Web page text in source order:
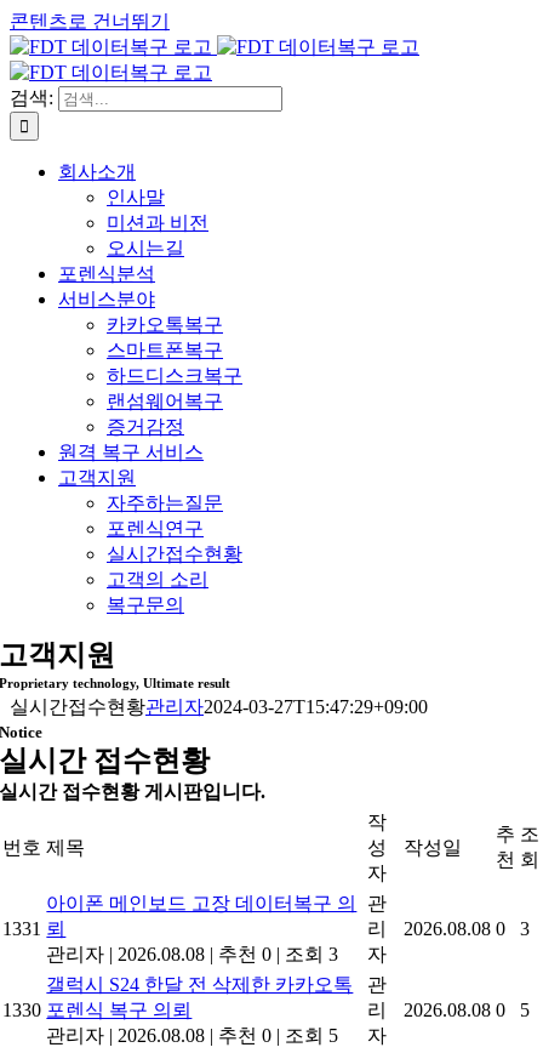
콘텐츠로 건너뛰기
검색:
회사소개
인사말
미션과 비전
오시는길
포렌식분석
서비스분야
카카오톡복구
스마트폰복구
하드디스크복구
랜섬웨어복구
증거감정
원격 복구 서비스
고객지원
자주하는질문
포렌식연구
실시간접수현황
고객의 소리
복구문의
고객지원
Proprietary technology, Ultimate result
실시간접수현황관리자2024-03-27T15:47:29+09:00
Notice
실시간 접수현황
실시간 접수현황 게시판입니다.
번호 제목
작
성
자
작성일
추
천
조
회
1331
아이폰 메인보드 고장 데이터복구 의
뢰
관리자 | 2026.08.08 | 추천 0 | 조회 3
관
리
자
2026.08.08 0 3
1330
갤럭시 S24 한달 전 삭제한 카카오톡
포렌식 복구 의뢰
관리자 | 2026.08.08 | 추천 0 | 조회 5
관
리
자
2026.08.08 0 5